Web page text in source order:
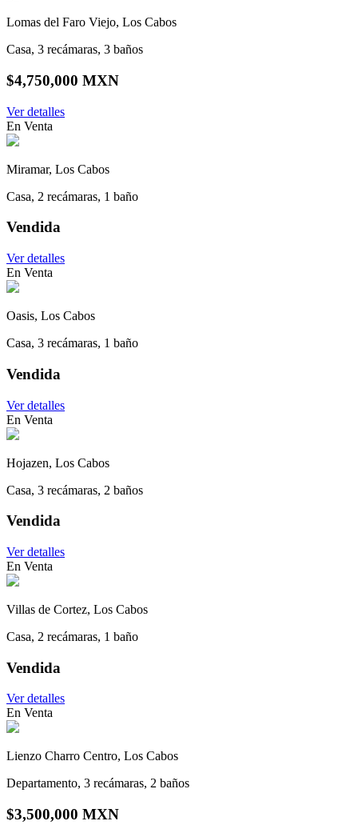
Lomas del Faro Viejo, Los Cabos
Casa, 3 recámaras, 3 baños
$4,750,000 MXN
Ver detalles
En Venta
Miramar, Los Cabos
Casa, 2 recámaras, 1 baño
Vendida
Ver detalles
En Venta
Oasis, Los Cabos
Casa, 3 recámaras, 1 baño
Vendida
Ver detalles
En Venta
Hojazen, Los Cabos
Casa, 3 recámaras, 2 baños
Vendida
Ver detalles
En Venta
Villas de Cortez, Los Cabos
Casa, 2 recámaras, 1 baño
Vendida
Ver detalles
En Venta
Lienzo Charro Centro, Los Cabos
Departamento, 3 recámaras, 2 baños
$3,500,000 MXN